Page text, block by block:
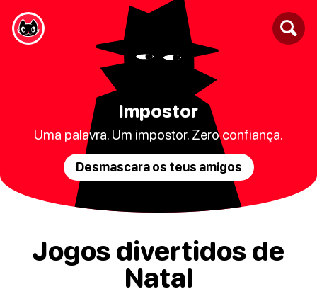
Impostor
Uma palavra. Um impostor. Zero confiança.
Desmascara os teus amigos
Jogos divertidos de
Natal